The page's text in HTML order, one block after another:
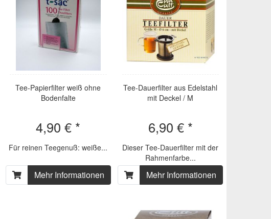
Tee-Papierfilter weiß ohne
Bodenfalte
4,90 € *
Für reinen Teegenuß: weiße...
Mehr Informationen
Tee-Dauerfilter aus Edelstahl
mit Deckel / M
6,90 € *
Dieser Tee-Dauerfilter mit der
Rahmenfarbe...
Mehr Informationen